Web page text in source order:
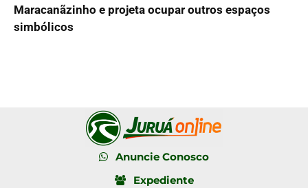
Maracanãzinho e projeta ocupar outros espaços
simbólicos
Anuncie Conosco
Expediente